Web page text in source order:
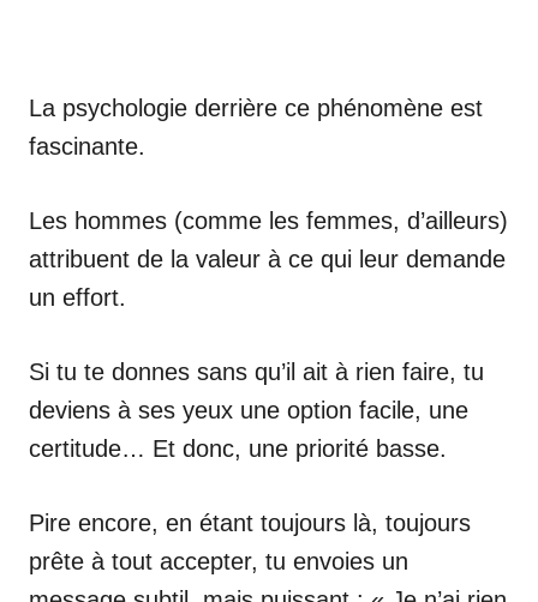
La psychologie derrière ce phénomène est
fascinante.
Les hommes (comme les femmes, d’ailleurs)
attribuent de la valeur à ce qui leur demande
un effort.
Si tu te donnes sans qu’il ait à rien faire, tu
deviens à ses yeux une option facile, une
certitude… Et donc, une priorité basse.
Pire encore, en étant toujours là, toujours
prête à tout accepter, tu envoies un